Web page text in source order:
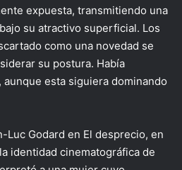
expuesta, transmitiendo una
su atractivo superficial. Los
como una novedad se
su postura. Había
aunque esta siguiera dominando
Luc Godard en El desprecio, en
identidad cinematográfica de